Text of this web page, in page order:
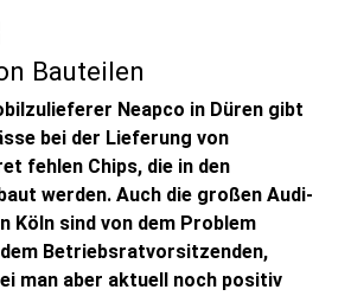
Bauteilen
Neapco in Düren gibt
bei der Lieferung von
fehlen Chips, die in den
werden. Auch die großen Audi-
Köln sind von dem Problem
Betriebsratvorsitzenden,
man aber aktuell noch positiv